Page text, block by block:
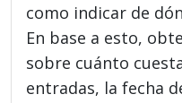
como indicar de
En base a esto,
sobre cuánto
entradas, la fecha